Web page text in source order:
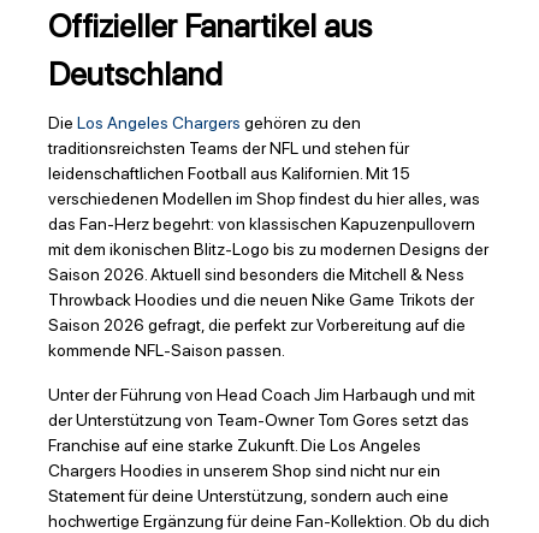
Offizieller Fanartikel aus
Deutschland
Die Los Angeles Chargers gehören zu den
traditionsreichsten Teams der NFL und stehen für
leidenschaftlichen Football aus Kalifornien. Mit 15
verschiedenen Modellen im Shop findest du hier alles, was
das Fan-Herz begehrt: von klassischen Kapuzenpullovern
mit dem ikonischen Blitz-Logo bis zu modernen Designs der
Saison 2026. Aktuell sind besonders die Mitchell & Ness
Throwback Hoodies und die neuen Nike Game Trikots der
Saison 2026 gefragt, die perfekt zur Vorbereitung auf die
kommende NFL-Saison passen.
Unter der Führung von Head Coach Jim Harbaugh und mit
der Unterstützung von Team-Owner Tom Gores setzt das
Franchise auf eine starke Zukunft. Die Los Angeles
Chargers Hoodies in unserem Shop sind nicht nur ein
Statement für deine Unterstützung, sondern auch eine
hochwertige Ergänzung für deine Fan-Kollektion. Ob du dich